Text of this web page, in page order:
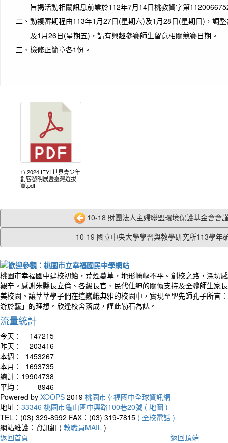
二、
旨揭活動相關訊息前業於112年7月14日桃教資字第
動複審期程由113年1月27日(星期六)及1月28日(星期日)，調
及1月26日(星期五)，請有興趣參賽師生留意相關競賽日期。
三、 檢修正簡章各1份。
1) 2024 IEYI 世界青少年
創客發明展暨臺灣選拔
賽.pdf
10-18 財團法人主婦聯盟環境保護基金會會
10-19 國立中央大學學習與教學研究所113學年
桃園市幸福國中建校初始，荒煙蔓草，地形崎嶇不平。創校之路，深切
艱辛。感謝朱縣長立倫、各級長官、民代仕紳的關懷支持及全體師生家
美校園。讓莘莘學子們在這巍峨典雅的校園中，實現至聖先師孔子所言
游於藝」的理想。欣逢校舍落成，謹此勒石為誌。
流量統計
今天：
147215
昨天：
203416
本週：
1453267
本月：
1693735
總計： 19904738
平均：
8946
Powered by XOOPS 2019 桃園市幸福國中全球資訊網
地址： 33346 桃園市龜山區中興路100巷20號 ( 地圖 )
TEL：(03) 329-8992 FAX：(03) 319-7815 ( 全校電話 )
網站維護：資訊組 ( 教職員MAIL )
返回首頁
返回頂端